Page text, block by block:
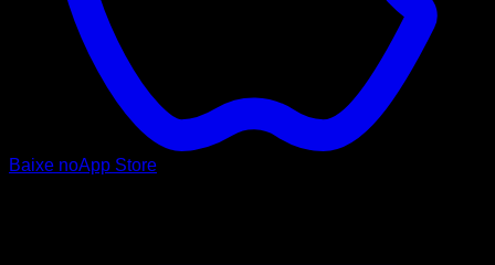
Baixe noApp Store